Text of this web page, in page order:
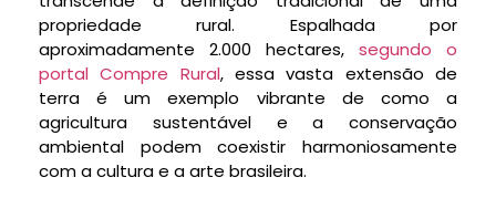
propriedade rural. Espalhada por
aproximadamente 2.000 hectares, segundo o
portal Compre Rural, essa vasta extensão de
terra é um exemplo vibrante de como a
agricultura sustentável e a conservação
ambiental podem coexistir harmoniosamente
com a cultura e a arte brasileira​​.